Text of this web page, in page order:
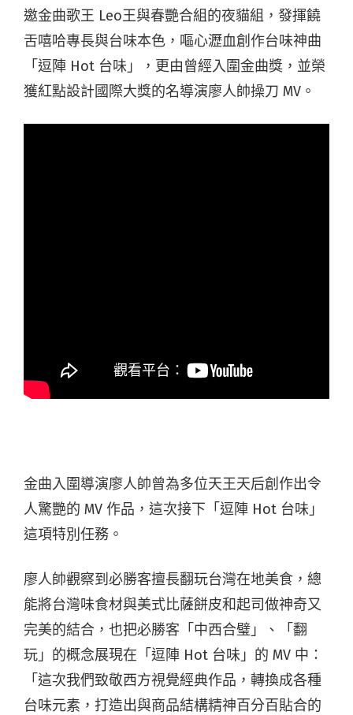
邀金曲歌王 Leo王與春艷合組的夜貓組，發揮饒
舌嘻哈專長與台味本色，嘔心瀝血創作台味神曲
「逗陣 Hot 台味」，更由曾經入圍金曲獎，並榮
獲紅點設計國際大獎的名導演廖人帥操刀 MV。
金曲入圍導演廖人帥曾為多位天王天后創作出令
人驚艷的 MV 作品，這次接下「逗陣 Hot 台味」
這項特別任務。
廖人帥觀察到必勝客擅長翻玩台灣在地美食，總
能將台灣味食材與美式比薩餅皮和起司做神奇又
完美的結合，也把必勝客「中西合璧」、「翻
玩」的概念展現在「逗陣 Hot 台味」的 MV 中：
「這次我們致敬西方視覺經典作品，轉換成各種
台味元素，打造出與商品結構精神百分百貼合的